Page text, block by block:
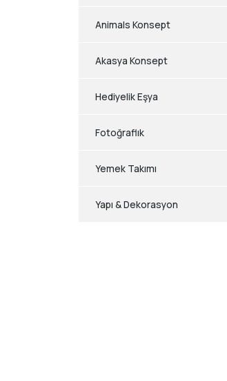
Animals Konsept
Akasya Konsept
Hediyelik Eşya
Fotoğraflık
Yemek Takımı
Yapı & Dekorasyon